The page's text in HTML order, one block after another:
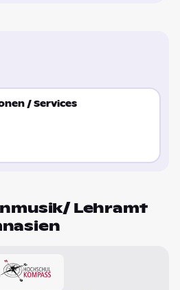
/ Services
Lehramt